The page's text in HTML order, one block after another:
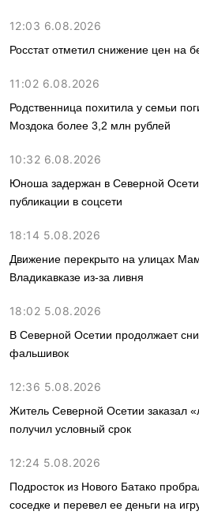
12:03 6.08.2026
Росстат отметил снижение цен на
11:02 6.08.2026
Родственница похитила у семьи
Моздока более 3,2 млн рублей
10:32 6.08.2026
Юноша задержан в Северной
публикации в соцсети
18:14 5.08.2026
Движение перекрыто на улицах
Владикавказе из-за ливня
18:02 5.08.2026
В Северной Осетии продолжает
фальшивок
12:36 5.08.2026
Житель Северной Осетии заказал
получил условный срок
12:24 5.08.2026
Подросток из Нового Батако
соседке и перевел ее деньги на